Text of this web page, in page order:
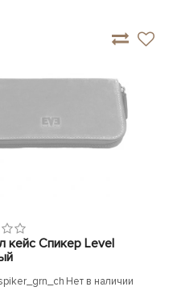
кейс Спикер Level
Нет в наличии